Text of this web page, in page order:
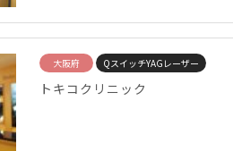
大阪府 QスイッチYAGレーザー
トキコクリニック